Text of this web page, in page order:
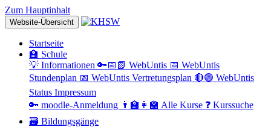
Zum Hauptinhalt
Website-Übersicht
Startseite
🏫 Schule
💡 Informationen 🔑📅📗 WebUntis 📅 WebUntis
Stundenplan 📅 WebUntis Vertretungsplan 🔴🟢 WebUntis
Status Impressum
🔑 moodle-Anmeldung 👨‍🏫👩‍🏫 Alle Kurse ❓ Kurssuche
🗃 Bildungsgänge